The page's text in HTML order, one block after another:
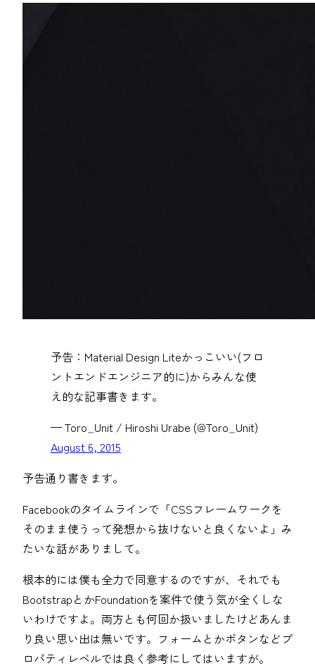
予告：Material Design Liteかっこいい(フロ
ントエンドエンジニア的に)からみんな使
え的な記事書きます。
— Toro_Unit / Hiroshi Urabe (@Toro_Unit)
August 6, 2015
予告通り書きます。
Facebookのタイムラインで「CSSフレームワークを
そのまま使うって発想から抜けないと良くないよ」み
たいな話がありまして。
根本的には僕も全力で同意するのですが、それでも
BootstrapとかFoundationを案件で使う気が全くしな
いわけですよ。両方とも何回か扱いましたけどあんま
り良い思い出は無いです。フォームとかボタンなどプ
ロパティレベルでは良く参考にしてはいますが。